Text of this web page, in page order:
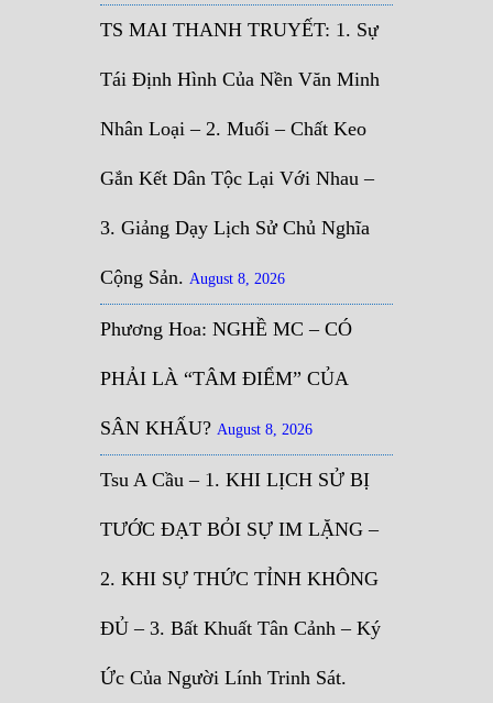
TS MAI THANH TRUYẾT: 1. Sự
Tái Định Hình Của Nền Văn Minh
Nhân Loại – 2. Muối – Chất Keo
Gắn Kết Dân Tộc Lại Với Nhau –
3. Giảng Dạy Lịch Sử Chủ Nghĩa
Cộng Sản. August 8, 2026
Phương Hoa: NGHỀ MC – CÓ
PHẢI LÀ “TÂM ĐIỂM” CỦA
SÂN KHẤU? August 8, 2026
Tsu A Cầu – 1. KHI LỊCH SỬ BỊ
TƯỚC ĐẠT BỎI SỰ IM LẶNG –
2. KHI SỰ THỨC TỈNH KHÔNG
ĐỦ – 3. Bất Khuất Tân Cảnh – Ký
Ức Của Người Lính Trinh Sát.